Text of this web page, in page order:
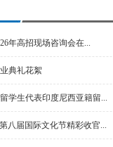
年高招现场咨询会在...
典礼花絮
学生代表印度尼西亚籍留...
八届国际文化节精彩收官...